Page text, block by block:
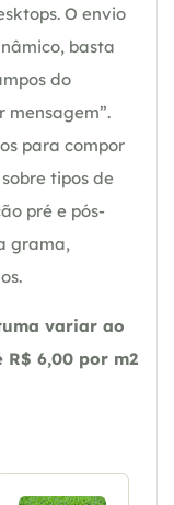
O envio
basta
do
mensagem”.
para compor
tipos de
pré e pós-
grama,
variar ao
6,00 por m2